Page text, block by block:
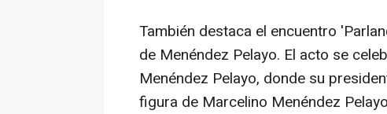
También destaca el encuentro
de Menéndez Pelayo. El acto se
Menéndez Pelayo, donde su
figura de Marcelino Menéndez